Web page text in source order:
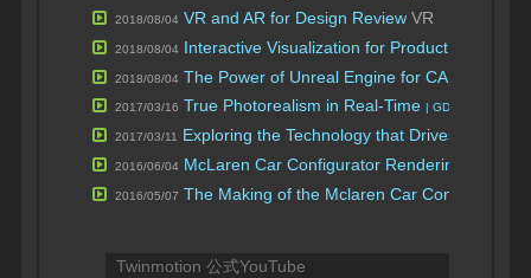
2018/08/04 VR and AR for Design Review VR AR バイ
2018/08/04 Interactive Visualization for Product Design
2018/08/04 The Power of Unreal Engine for CAD
2017/03/16 True Photorealism in Real-Time | GDC 2017
2017/03/11 Exploring the Technology that Drives “The
2016/06/04 McLaren Car Configurator Rendering
2016/05/07 The Making of the Mclaren Car Configurator
Twinmotion 公式YouTube